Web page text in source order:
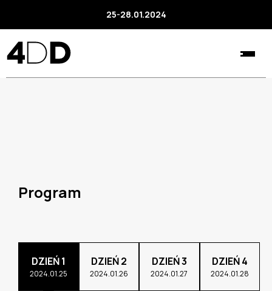
25-28.01.2024
Program
DZIEŃ 1
2024.01.25
DZIEŃ 2
2024.01.26
DZIEŃ 3
2024.01.27
DZIEŃ 4
2024.01.28